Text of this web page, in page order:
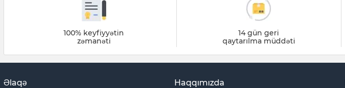
100% keyfiyyətin
zəmanəti
14 gün geri
qaytarılma müddəti
Əlaqə Haqqımızda